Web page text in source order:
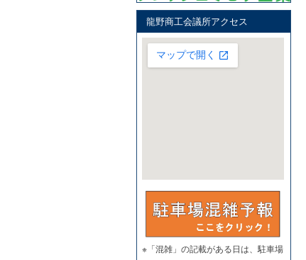
龍野商工会議所アクセス
※「混雑」の記載がある日は、駐車場